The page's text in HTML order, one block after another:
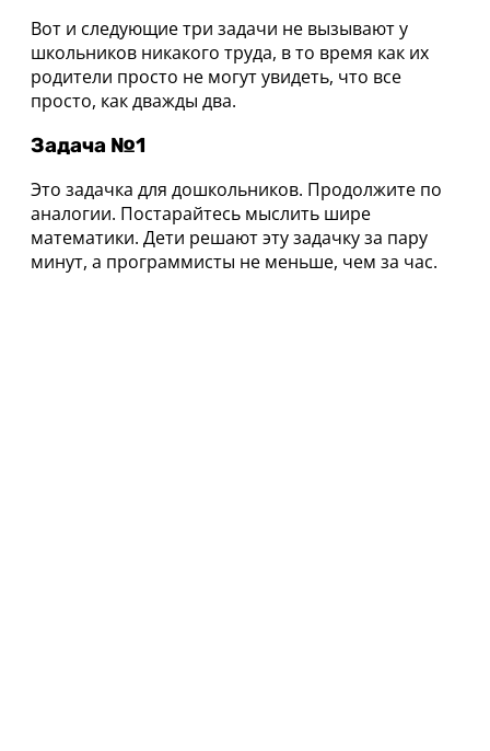
Вот и следующие три задачи не вызывают у
школьников никакого труда, в то время как их
родители просто не могут увидеть, что все
просто, как дважды два.
Задача №1
Это задачка для дошкольников. Продолжите по
аналогии. Постарайтесь мыслить шире
математики. Дети решают эту задачку за пару
минут, а программисты не меньше, чем за час.